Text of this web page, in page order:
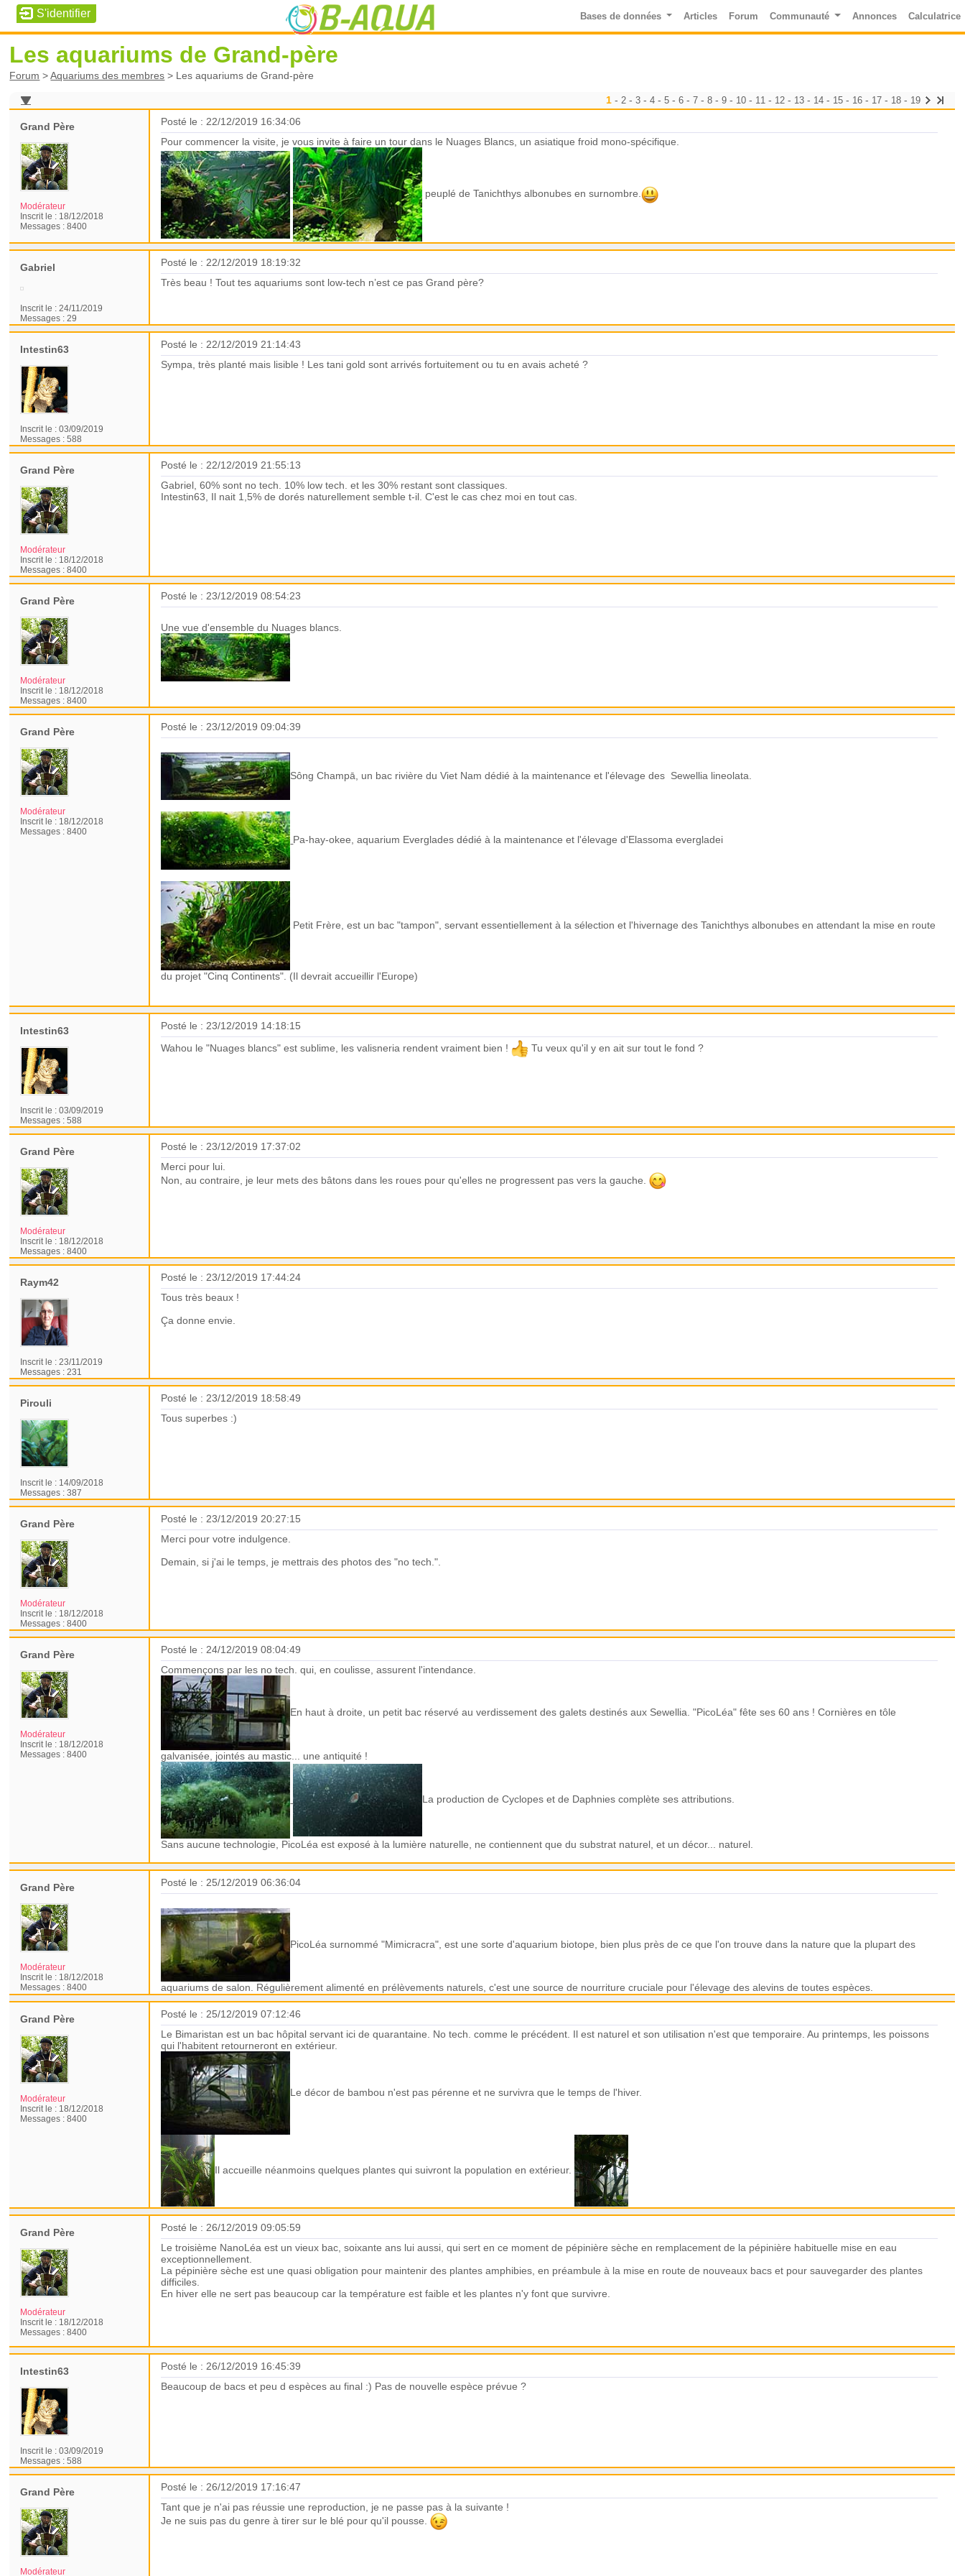
Bases de données Articles Forum Communauté Annonces Calculatrice
Les aquariums de Grand-père
Forum >Aquariums des membres > Les aquariums de Grand-père
1 - 2 -3 -4 -5 -6 -7 -8 -9 - 10 - 11 - 12 - 13 - 14 - 15 - 16 - 17 - 18 - 19
Grand Père
Modérateur
Inscrit le : 18/12/2018
Messages :8400
Posté le : 22/12/2019 16:34:06
Pour commencer la visite, je vous invite à faire un tour dans le Nuages Blancs, un asiatique froid mono-spécifique.
peuplé de Tanichthys albonubes en surnombre.
Gabriel
Inscrit le :24/11/2019
Messages :29
Posté le : 22/12/2019 18:19:32
Très beau ! Tout tes aquariums sont low-tech n’est ce pas Grand père?
Intestin63
Inscrit le :03/09/2019
Messages :588
Posté le : 22/12/2019 21:14:43
Sympa, très planté mais lisible ! Les tani gold sont arrivés fortuitement ou tu en avais acheté ?
Grand Père
Modérateur
Inscrit le : 18/12/2018
Messages :8400
Posté le : 22/12/2019 21:55:13
Gabriel, 60% sont no tech. 10% low tech. et les 30% restant sont classiques.
Intestin63, Il nait 1,5% de dorés naturellement semble t-il. C'est le cas chez moi en tout cas.
Grand Père
Modérateur
Inscrit le : 18/12/2018
Messages :8400
Posté le : 23/12/2019 08:54:23
Une vue d'ensemble du Nuages blancs.
Grand Père
Modérateur
Inscrit le : 18/12/2018
Messages :8400
Posté le : 23/12/2019 09:04:39
Sông Champā, un bac rivière du Viet Nam dédié à la maintenance et l'élevage des Sewellia lineolata.
Pa-hay-okee, aquarium Everglades dédié à la maintenance et l'élevage d'Elassoma evergladei
Petit Frère, est un bac "tampon", servant essentiellement à la sélection et l'hivernage des Tanichthys albonubes en attendant la mise en route
du projet "Cinq Continents". (Il devrait accueillir l'Europe)
Intestin63
Inscrit le :03/09/2019
Messages :588
Posté le : 23/12/2019 14:18:15
Wahou le "Nuages blancs" est sublime, les valisneria rendent vraiment bien !
Tu veux qu'il y en ait sur tout le fond ?
Grand Père
Modérateur
Inscrit le : 18/12/2018
Messages :8400
Posté le : 23/12/2019 17:37:02
Merci pour lui.
Non, au contraire, je leur mets des bâtons dans les roues pour qu'elles ne progressent pas vers la gauche.
Raym42
Inscrit le :23/11/2019
Messages :231
Posté le : 23/12/2019 17:44:24
Tous très beaux !
Ça donne envie.
Pirouli
Inscrit le : 14/09/2018
Messages :387
Posté le : 23/12/2019 18:58:49
Tous superbes :)
Grand Père
Modérateur
Inscrit le : 18/12/2018
Messages :8400
Posté le : 23/12/2019 20:27:15
Merci pour votre indulgence.
Demain, si j'ai le temps, je mettrais des photos des "no tech.".
Grand Père
Modérateur
Inscrit le : 18/12/2018
Messages :8400
Posté le : 24/12/2019 08:04:49
Commençons par les no tech. qui, en coulisse, assurent l'intendance.
En haut à droite, un petit bac réservé au verdissement des galets destinés aux Sewellia. "PicoLéa" fête ses 60 ans ! Cornières en tôle
galvanisée, jointés au mastic... une antiquité !
La production de Cyclopes et de Daphnies complète ses attributions.
Sans aucune technologie, PicoLéa est exposé à la lumière naturelle, ne contiennent que du substrat naturel, et un décor... naturel.
Grand Père
Modérateur
Inscrit le : 18/12/2018
Messages :8400
Posté le : 25/12/2019 06:36:04
PicoLéa surnommé "Mimicracra", est une sorte d'aquarium biotope, bien plus près de ce que l'on trouve dans la nature que la plupart des
aquariums de salon. Régulièrement alimenté en prélèvements naturels, c'est une source de nourriture cruciale pour l'élevage des alevins de toutes espèces.
Grand Père
Modérateur
Inscrit le : 18/12/2018
Messages :8400
Posté le : 25/12/2019 07:12:46
Le Bimaristan est un bac hôpital servant ici de quarantaine. No tech. comme le précédent. Il est naturel et son utilisation n'est que temporaire. Au printemps, les poissons
qui l'habitent retourneront en extérieur.
Le décor de bambou n'est pas pérenne et ne survivra que le temps de l'hiver.
Il accueille néanmoins quelques plantes qui suivront la population en extérieur.
Grand Père
Modérateur
Inscrit le : 18/12/2018
Messages :8400
Posté le : 26/12/2019 09:05:59
Le troisième NanoLéa est un vieux bac, soixante ans lui aussi, qui sert en ce moment de pépinière sèche en remplacement de la pépinière habituelle mise en eau
exceptionnellement.
La pépinière sèche est une quasi obligation pour maintenir des plantes amphibies, en préambule à la mise en route de nouveaux bacs et pour sauvegarder des plantes
difficiles.
En hiver elle ne sert pas beaucoup car la température est faible et les plantes n'y font que survivre.
Intestin63
Inscrit le :03/09/2019
Messages :588
Posté le : 26/12/2019 16:45:39
Beaucoup de bacs et peu d espèces au final :) Pas de nouvelle espèce prévue ?
Grand Père
Modérateur
Posté le : 26/12/2019 17:16:47
Tant que je n'ai pas réussie une reproduction, je ne passe pas à la suivante !
Je ne suis pas du genre à tirer sur le blé pour qu'il pousse.